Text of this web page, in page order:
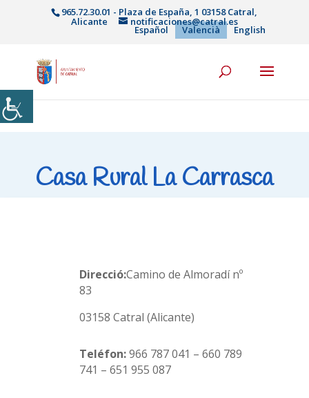
965.72.30.01 - Plaza de España, 1 03158 Catral,
Alicante notificaciones@catral.es
Español Valencià English
Casa Rural La Carrasca
Direcció:Camino de Almoradí nº
83
03158 Catral (Alicante)
Teléfon:966 787 041 – 660 789
741 – 651 955 087